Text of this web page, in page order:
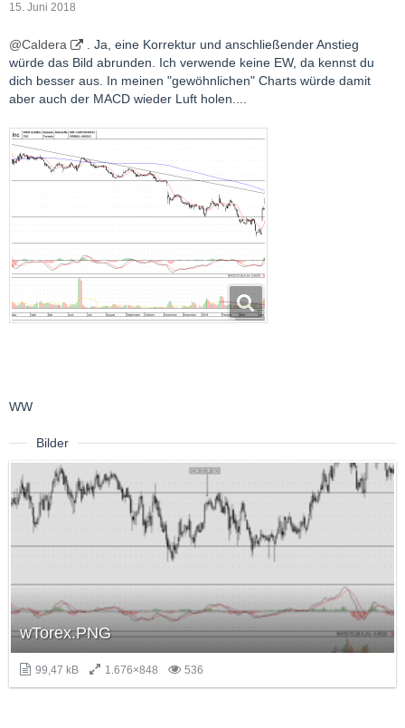
15. Juni 2018
@Caldera
. Ja, eine Korrektur und anschließender Anstieg
würde das Bild abrunden. Ich verwende keine EW, da kennst du
dich besser aus. In meinen "gewöhnlichen" Charts würde damit
aber auch der MACD wieder Luft holen....
WW
Bilder
wTorex.PNG
99,47 kB 1.676×848 536